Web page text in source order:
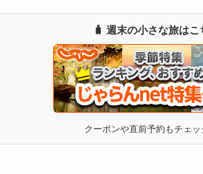
🧳 週末の小さな旅はこ
クーポンや直前予約もチェ